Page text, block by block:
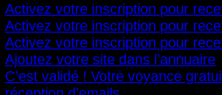
Activez votre inscription pour
Activez votre inscription pour
Activez votre inscription pour
Ajoutez votre site dans l’annuaire
C’est validé ! Votre voyance